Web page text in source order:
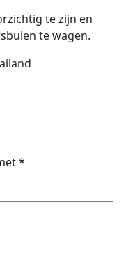
te zijn en
te wagen.
*